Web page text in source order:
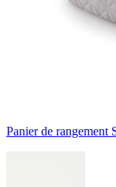
Panier de